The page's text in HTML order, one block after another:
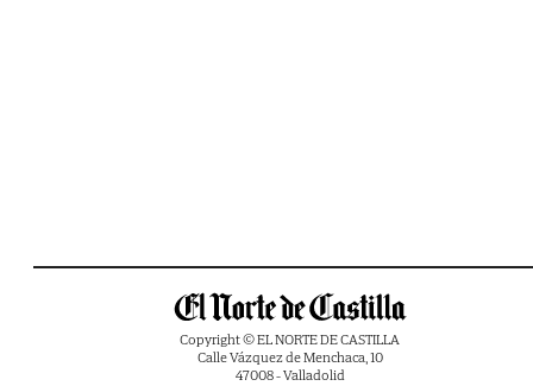
Copyright © EL NORTE DE CASTILLA
Calle Vázquez de Menchaca, 10
47008 - Valladolid